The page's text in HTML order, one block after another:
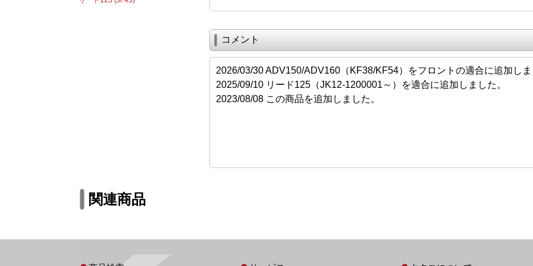
コメント
2026/03/30 ADV150/ADV160（KF38/KF54）をフロントの適合に追加しま
2025/09/10 リード125（JK12-1200001～）を適合に追加しました。
2023/08/08 この商品を追加しました。
関連商品